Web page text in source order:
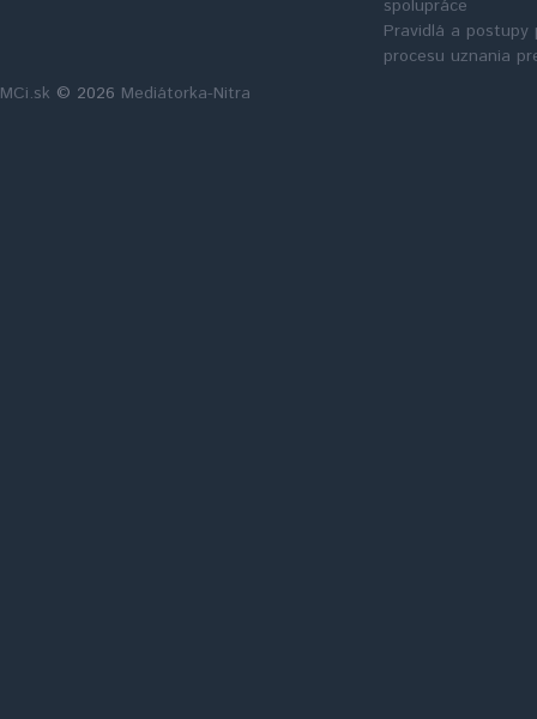
spolupráce
Pravidlá a postupy
procesu uznania
MCi.sk © 2026 Mediátorka-Nitra